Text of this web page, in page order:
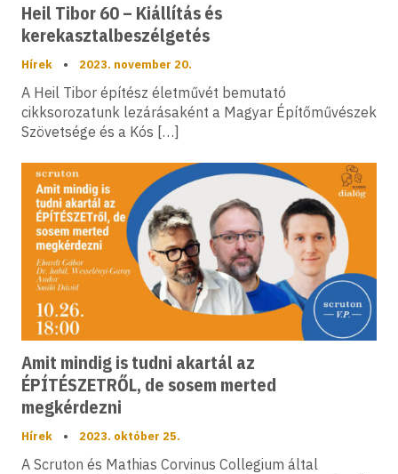
Heil Tibor 60 – Kiállítás és
kerekasztalbeszélgetés
Hírek • 2023. november 20.
A Heil Tibor építész életművét bemutató
cikksorozatunk lezárásaként a Magyar Építőművészek
Szövetsége és a Kós […]
Amit mindig is tudni akartál az
ÉPÍTÉSZETRŐL, de sosem merted
megkérdezni
Hírek • 2023. október 25.
A Scruton és Mathias Corvinus Collegium által